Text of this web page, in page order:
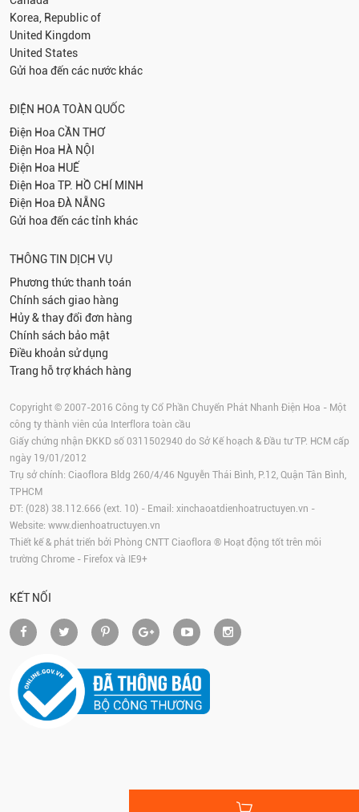
Korea, Republic of
United Kingdom
United States
Gửi hoa đến các nước khác
ĐIỆN HOA TOÀN QUỐC
Điện Hoa CẦN THƠ
Điện Hoa HÀ NỘI
Điện Hoa HUẾ
Điện Hoa TP. HỒ CHÍ MINH
Điện Hoa ĐÀ NẴNG
Gửi hoa đến các tỉnh khác
THÔNG TIN DỊCH VỤ
Phương thức thanh toán
Chính sách giao hàng
Hủy & thay đổi đơn hàng
Chính sách bảo mật
Điều khoản sử dụng
Trang hỗ trợ khách hàng
Copyright © 2007-2016 Công ty Cổ Phần Chuyển Phát Nhanh Điện Hoa - Một
công ty thành viên của Interflora toàn cầu
Giấy chứng nhận ĐKKD số 0311502940 do Sở Kế hoạch & Đầu tư TP. HCM cấp
ngày 19/01/2012
Trụ sở chính: Ciaoflora Bldg 260/4/46 Nguyễn Thái Bình, P.12, Quận Tân Bình,
TPHCM
ĐT: (028) 38.112.666 (ext. 10) - Email: xinchaoatdienhoatructuyen.vn -
Website: www.dienhoatructuyen.vn
Thiết kế & phát triển bởi Phòng CNTT Ciaoflora ® Hoạt động tốt trên môi
trường Chrome - Firefox và IE9+
KẾT NỐI